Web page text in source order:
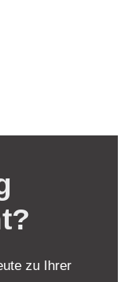
zu Ihrer